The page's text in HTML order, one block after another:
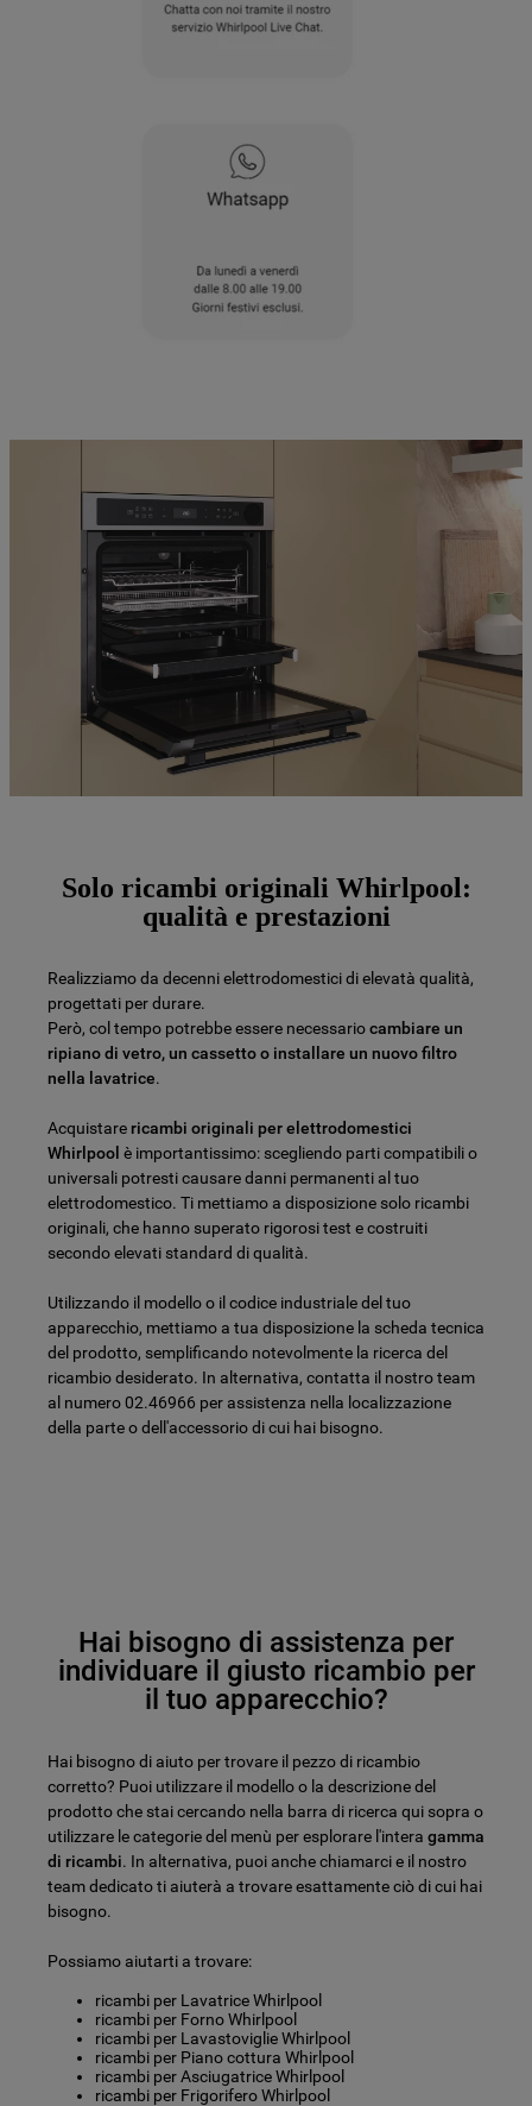
Solo ricambi originali Whirlpool:
qualità e prestazioni
Realizziamo da decenni elettrodomestici di elevatà qualità,
progettati per durare.
Però, col tempo potrebbe essere necessariocambiare un
ripiano di vetro, un cassetto o installare un nuovo filtro
nella lavatrice.
Acquistare ricambi originali per elettrodomestici
Whirlpool è importantissimo: scegliendo parti compatibili o
universali potresti causare danni permanenti al tuo
elettrodomestico. Ti mettiamo a disposizione solo ricambi
originali, che hanno superato rigorosi test e costruiti
secondo elevati standard di qualità.
Utilizzando il modello o il codice industriale del tuo
apparecchio, mettiamo a tua disposizione la scheda tecnica
del prodotto, semplificando notevolmente la ricerca del
ricambio desiderato. In alternativa, contatta il nostro team
al numero 02.46966 per assistenza nella localizzazione
della parte o dell'accessorio di cui hai bisogno.
Hai bisogno di assistenza per
individuare il giusto ricambio per
il tuo apparecchio?
Hai bisogno di aiuto per trovare il pezzo di ricambio
corretto? Puoi utilizzare il modello o la descrizione del
prodotto che stai cercando nella barra di ricerca qui sopra o
utilizzare le categorie del menù per esplorare l'intera gamma
di ricambi. In alternativa, puoi anche chiamarci e il nostro
team dedicato ti aiuterà a trovare esattamente ciò di cui hai
bisogno.
Possiamo aiutarti a trovare:
ricambi per Lavatrice Whirlpool
ricambi per Forno Whirlpool
ricambi per Lavastoviglie Whirlpool
ricambi per Piano cottura Whirlpool
ricambi per Asciugatrice Whirlpool
ricambi per Frigorifero Whirlpool